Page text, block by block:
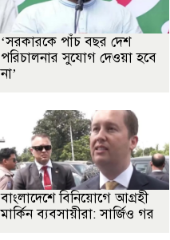
‘সরকারকে পাঁচ বছর দেশ
পরিচালনার সুযোগ দেওয়া হবে
না’
বাংলাদেশে বিনিয়োগে আগ্রহী
মার্কিন ব্যবসায়ীরা: সার্জিও গর